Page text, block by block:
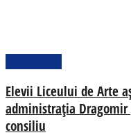
Elevii Liceului de Arte
administrația Dragomir
consiliu